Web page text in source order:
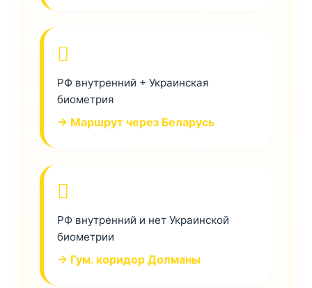
РФ внутренний + Украинская
биометрия
→ Маршрут через Беларусь
РФ внутренний и нет Украинской
биометрии
→ Гум. коридор Долманы